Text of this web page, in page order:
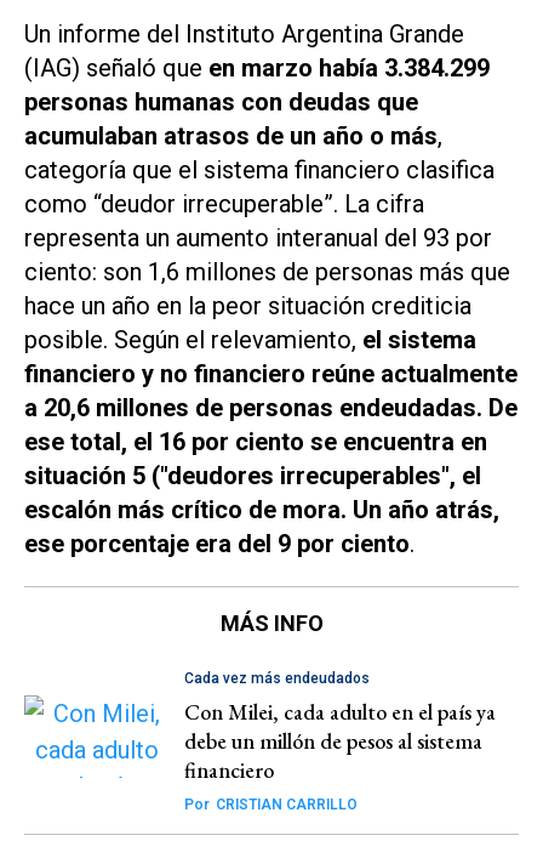
Un informe del Instituto Argentina Grande
(IAG) señaló que en marzo había 3.384.299
personas humanas con deudas que
acumulaban atrasos de un año o más,
categoría que el sistema financiero clasifica
como “deudor irrecuperable”. La cifra
representa un aumento interanual del 93 por
ciento: son 1,6 millones de personas más que
hace un año en la peor situación crediticia
posible. Según el relevamiento, el sistema
financiero y no financiero reúne actualmente
a 20,6 millones de personas endeudadas. De
ese total, el 16 por ciento se encuentra en
situación 5 ("deudores irrecuperables", el
escalón más crítico de mora. Un año atrás,
ese porcentaje era del 9 por ciento.
MÁS INFO
Cada vez más endeudados
Con Milei, cada adulto en el país ya
debe un millón de pesos al sistema
financiero
Por CRISTIAN CARRILLO